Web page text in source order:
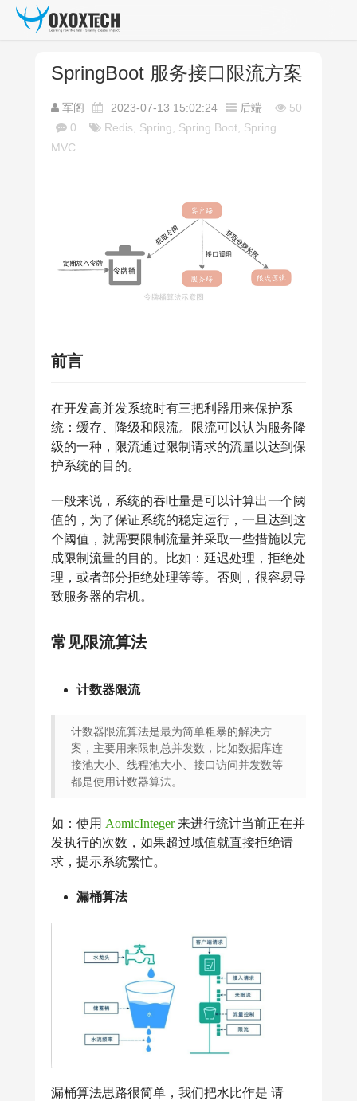
SpringBoot 服务接口限流方案
军阁 2023-07-13 15:02:24 后端
50
0
Redis, Spring, Spring Boot, Spring
MVC
前言
在开发高并发系统时有三把利器用来保护系
统：缓存、降级和限流。限流可以认为服务降
级的一种，限流通过限制请求的流量以达到保
护系统的目的。
一般来说，系统的吞吐量是可以计算出一个阈
值的，为了保证系统的稳定运行，一旦达到这
个阈值，就需要限制流量并采取一些措施以完
成限制流量的目的。比如：延迟处理，拒绝处
理，或者部分拒绝处理等等。否则，很容易导
致服务器的宕机。
常见限流算法
计数器限流
计数器限流算法是最为简单粗暴的解决方
案，主要用来限制总并发数，比如数据库连
接池大小、线程池大小、接口访问并发数等
都是使用计数器算法。
如：使用 AomicInteger来进行统计当前正在并
发执行的次数，如果超过域值就直接拒绝请
求，提示系统繁忙。
漏桶算法
漏桶算法思路很简单，我们把水比作是 请